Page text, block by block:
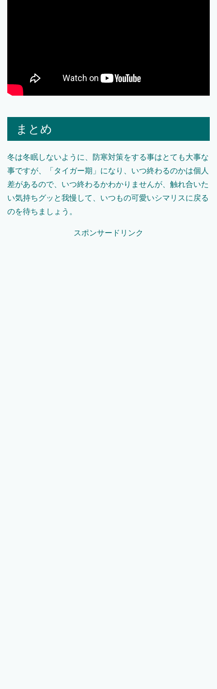
まとめ
冬は冬眠しないように、防寒対策をする事はとても大事な
事ですが、「タイガー期」になり、いつ終わるのかは個人
差があるので、いつ終わるかわかりませんが、触れ合いた
い気持ちグッと我慢して、いつもの可愛いシマリスに戻る
のを待ちましょう。
スポンサードリンク